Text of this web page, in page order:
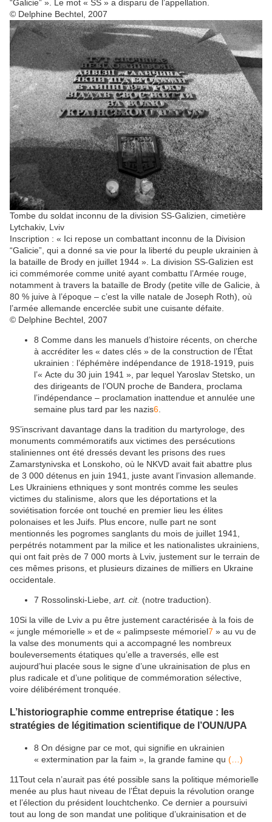
“Galicie” ». Le mot « SS » a disparu de l’appellation.
© Delphine Bechtel, 2007
Tombe du soldat inconnu de la division SS-Galizien, cimetière
Lytchakiv, Lviv
Inscription : « Ici repose un combattant inconnu de la Division
“Galicie”, qui a donné sa vie pour la liberté du peuple ukrainien à
la bataille de Brody en juillet 1944 ». La division SS-Galizien est
ici commémorée comme unité ayant combattu l’Armée rouge,
notamment à travers la bataille de Brody (petite ville de Galicie, à
80 % juive à l’époque – c’est la ville natale de Joseph Roth), où
l’armée allemande encerclée subit une cuisante défaite.
© Delphine Bechtel, 2007
8 Comme dans les manuels d’histoire récents, on cherche
à accréditer les « dates clés » de la construction de l’État
ukrainien : l’éphémère indépendance de 1918-1919, puis
l’« Acte du 30 juin 1941 », par lequel Yaroslav Stetsko, un
des dirigeants de l’OUN proche de Bandera, proclama
l’indépendance – proclamation inattendue et annulée une
semaine plus tard par les nazis6
9S’inscrivant davantage dans la tradition du martyrologe, des
monuments commémoratifs aux victimes des persécutions
staliniennes ont été dressés devant les prisons des rues
Zamarstynivska et Lonskoho, où le NKVD avait fait abattre plus
de 3 000 détenus en juin 1941, juste avant l’invasion allemande.
Les Ukrainiens ethniques y sont montrés comme les seules
victimes du stalinisme, alors que les déportations et la
soviétisation forcée ont touché en premier lieu les élites
polonaises et les Juifs. Plus encore, nulle part ne sont
mentionnés les pogromes sanglants du mois de juillet 1941,
perpétrés notamment par la milice et les nationalistes ukrainiens,
qui ont fait près de 7 000 morts à Lviv, justement sur le terrain de
ces mêmes prisons, et plusieurs dizaines de milliers en Ukraine
occidentale.
7 Rossolinski-Liebe, art. cit. (notre traduction).
10Si la ville de Lviv a pu être justement caractérisée à la fois de
« jungle mémorielle » et de « palimpseste mémoriel7 » au vu de
la valse des monuments qui a accompagné les nombreux
bouleversements étatiques qu’elle a traversés, elle est
aujourd’hui placée sous le signe d’une ukrainisation de plus en
plus radicale et d’une politique de commémoration sélective,
voire délibérément tronquée.
L’historiographie comme entreprise étatique : les
stratégies de légitimation scientifique de l’OUN/UPA
8 On désigne par ce mot, qui signifie en ukrainien
« extermination par la faim », la grande famine qu (…)
11Tout cela n’aurait pas été possible sans la politique mémorielle
menée au plus haut niveau de l’État depuis la révolution orange
et l’élection du président Iouchtchenko. Ce dernier a poursuivi
tout au long de son mandat une politique d’ukrainisation et de